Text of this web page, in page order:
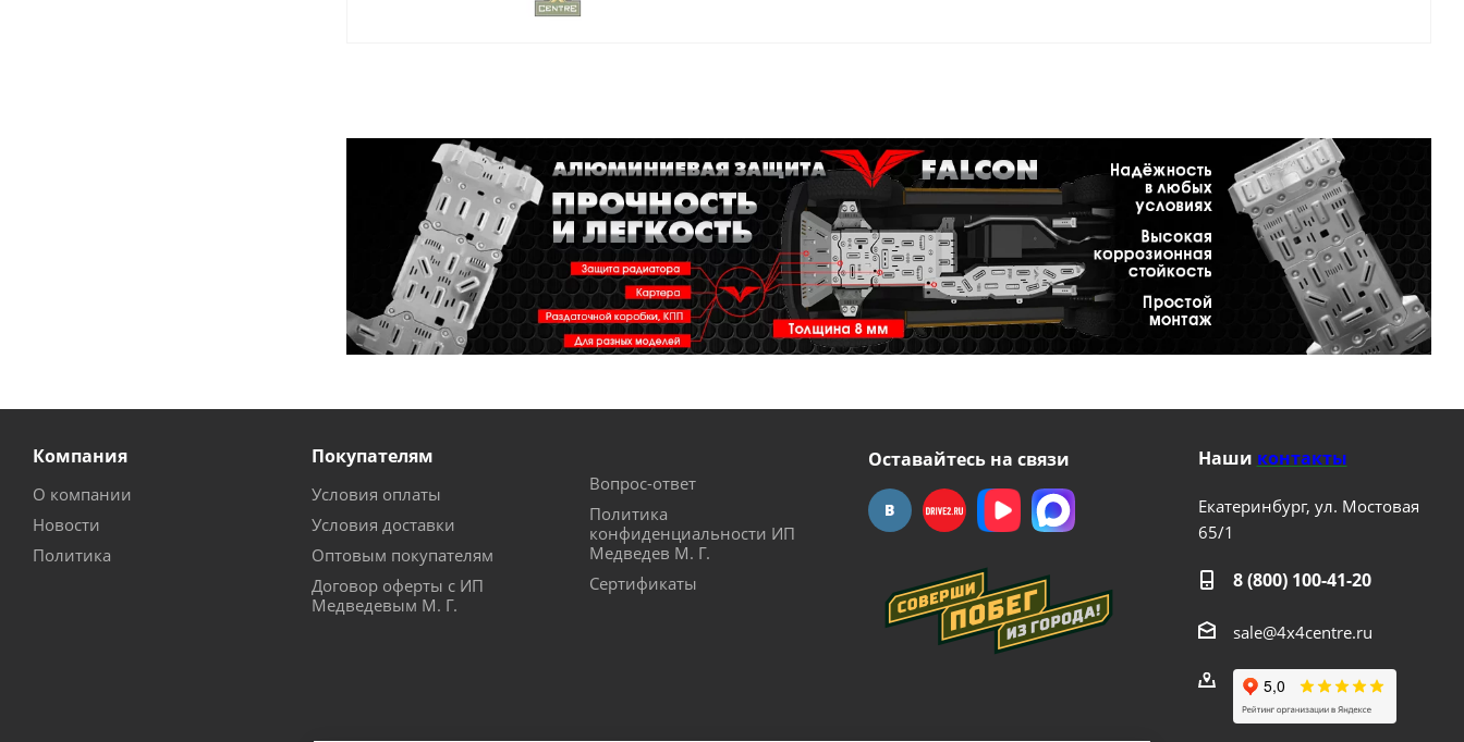
Компания
О компании
Новости
Политика
Покупателям
Условия оплаты
Условия доставки
Оптовым покупателям
Договор оферты с ИП
Медведевым М. Г.
Вопрос-ответ
Политика
конфиденциальности ИП
Медведев М. Г.
Сертификаты
Оставайтесь на связи Наши контакты
Екатеринбург, ул. Мостовая
65/1
8 (800) 100-41-20
sale@4x4centre.ru